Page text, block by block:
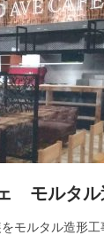
モルタル
モルタル造形